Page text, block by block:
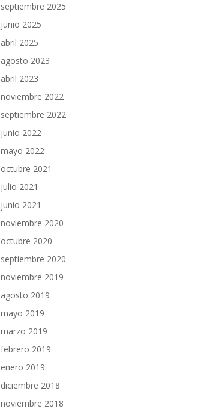
septiembre 2025
junio 2025
abril 2025
agosto 2023
abril 2023
noviembre 2022
septiembre 2022
junio 2022
mayo 2022
octubre 2021
julio 2021
junio 2021
noviembre 2020
octubre 2020
septiembre 2020
noviembre 2019
agosto 2019
mayo 2019
marzo 2019
febrero 2019
enero 2019
diciembre 2018
noviembre 2018